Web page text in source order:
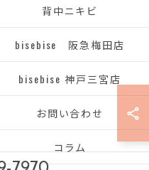
背中ニキビ
bisebise 阪急梅田店
bisebise 神戸三宮店
お問い合わせ
コラム